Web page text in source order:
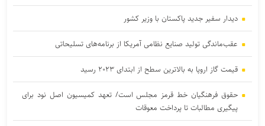
دیدار سفیر جدید پاکستان با وزیر کشور
عقب‌ماندگی تولید صنایع نظامی آمریکا از برنامه‌های تسلیحاتی
قیمت گاز اروپا به بالاترین سطح از ابتدای ۲۰۲۳ رسید
حقوق فرهنگیان خط قرمز مجلس است/ تعهد کمیسیون اصل نود برای
پیگیری مطالبات تا پرداخت معوقات